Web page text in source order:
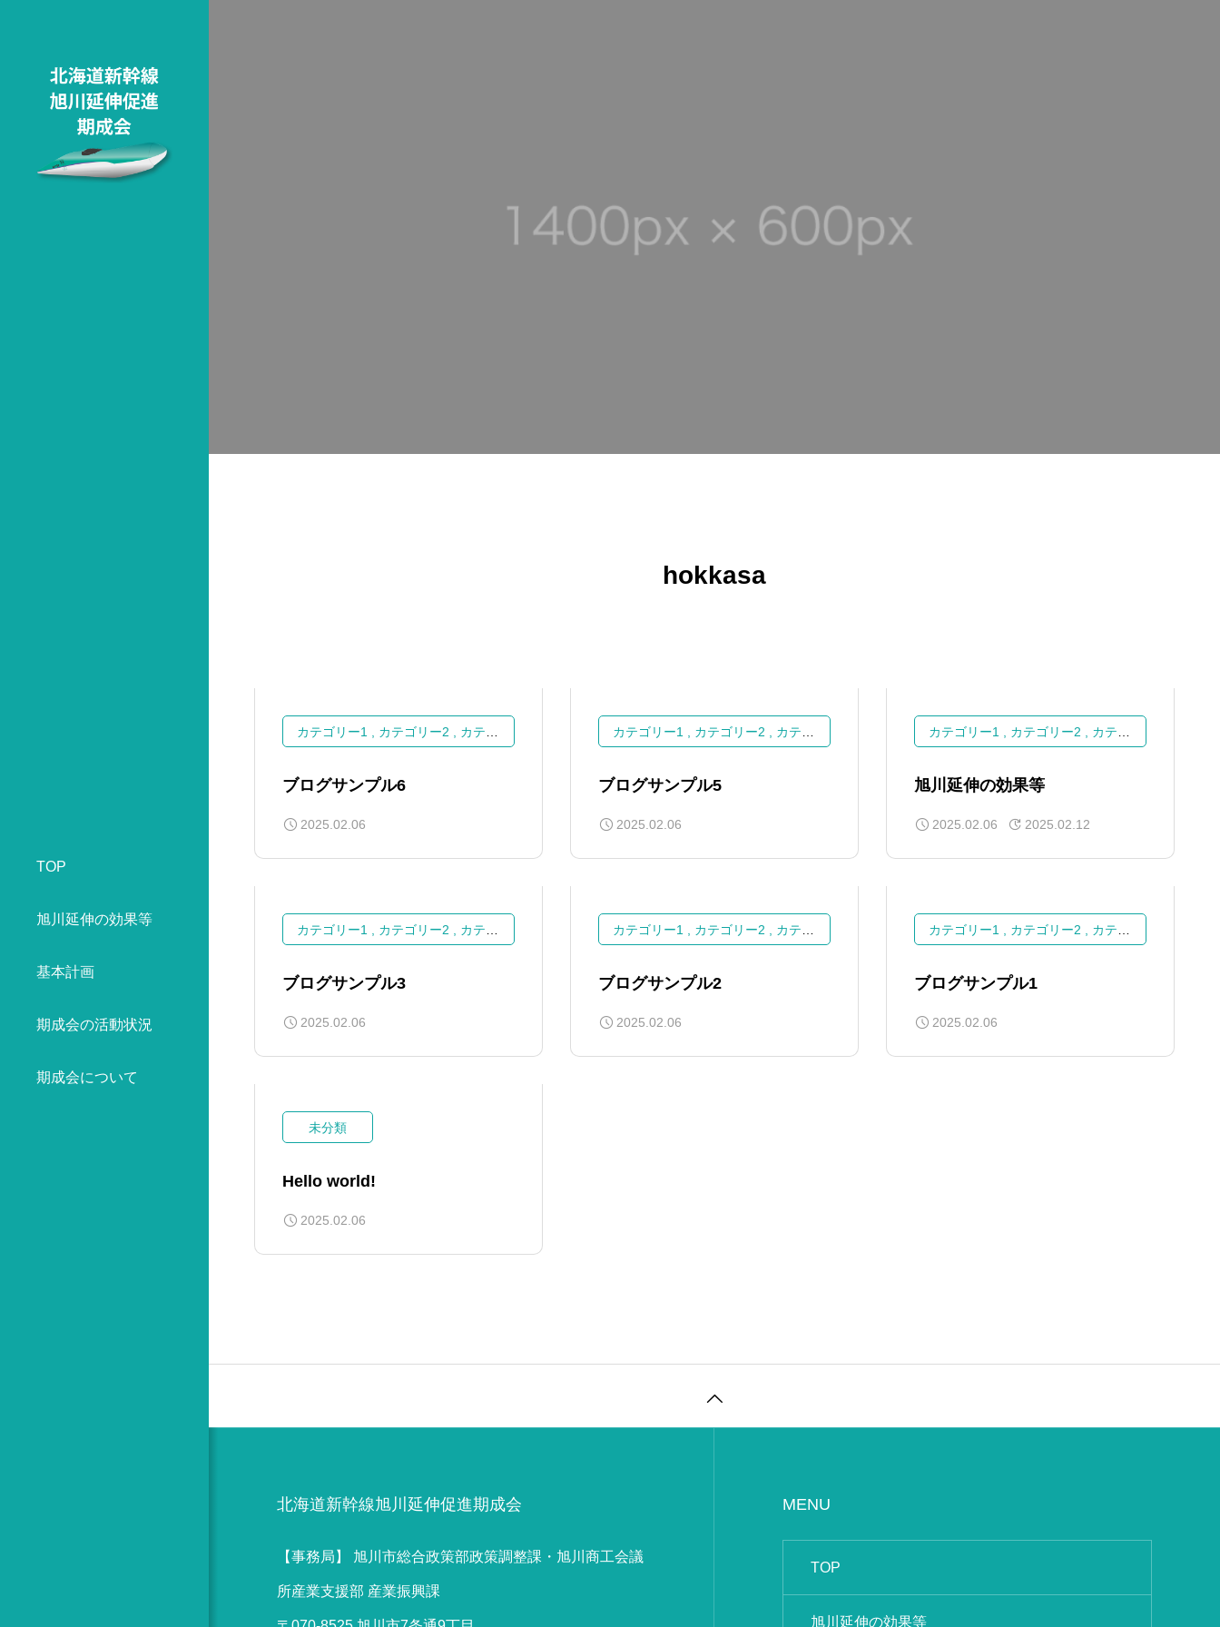
TOP
旭川延伸の効果等
基本計画
期成会の活動状況
期成会について
hokkasa
カテゴリー1 カテゴリー2 カテゴリー3
ブログサンプル6
2025.02.06
カテゴリー1 カテゴリー2 カテゴリー3
ブログサンプル5
2025.02.06
カテゴリー1 カテゴリー2 カテゴリー3
旭川延伸の効果等
2025.02.06 2025.02.12
カテゴリー1 カテゴリー2 カテゴリー3
ブログサンプル3
2025.02.06
カテゴリー1 カテゴリー2 カテゴリー3
ブログサンプル2
2025.02.06
カテゴリー1 カテゴリー2 カテゴリー3
ブログサンプル1
2025.02.06
未分類
Hello world!
2025.02.06
北海道新幹線旭川延伸促進期成会
【事務局】 旭川市総合政策部政策調整課・旭川商工会議
所産業支援部 産業振興課
MENU
TOP
旭川延伸の効果等